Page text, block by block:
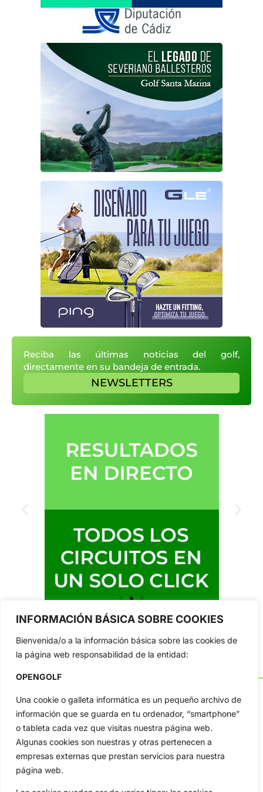
INFORMACIÓN BÁSICA SOBRE COOKIES
Bienvenida/o a la información básica sobre las cookies de
la página web responsabilidad de la entidad:
OPENGOLF
Una cookie o galleta informática es un pequeño archivo de
información que se guarda en tu ordenador, “smartphone”
o tableta cada vez que visitas nuestra página web.
Algunas cookies son nuestras y otras pertenecen a
empresas externas que prestan servicios para nuestra
página web.
Reciba las últimas noticias del golf,
directamente en su bandeja de entrada.
NEWSLETTERS
OpenGolf ofrece toda la actualidad, información del golf
profesional y amateur, resultados en directo, vídeos, noticias,
Jon Rahm, LIV Golf, PGA Tour, Ryder Cup, DP World Tour, LPGA
Tour...